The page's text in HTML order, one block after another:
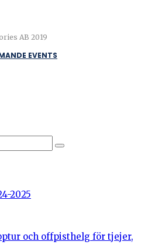
AB 2019
EVENTS
2025
och offpisthelg för tjejer,